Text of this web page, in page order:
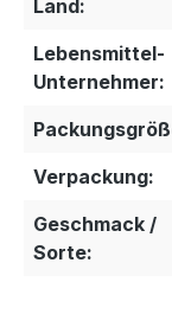
Land:
Lebensmittel-
Unternehmer:
Verpackung:
Geschmack /
Sorte: